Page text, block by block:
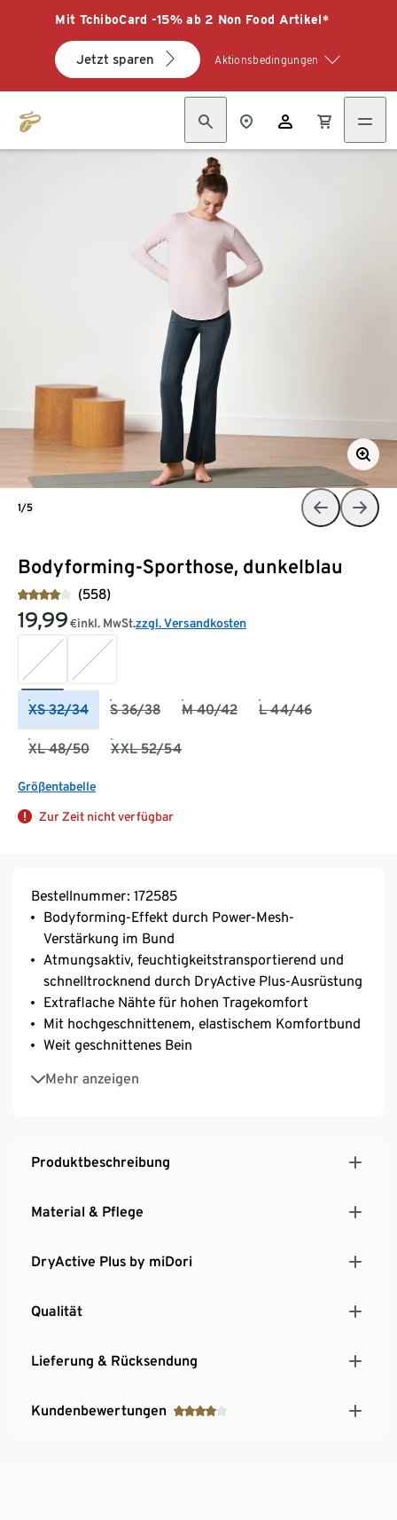
Mit TchiboCard -15% ab 2 Non Food Artikel*
Jetzt sparen Aktionsbedingungen
Bodyforming-Sporthose, dunkelblau
(558)
19,99 €inkl. MwSt.zzgl. Versandkosten
XS 32/34 S 36/38 M 40/42 L 44/46
XL 48/50 XXL 52/54
Größentabelle
Zur Zeit nicht verfügbar
1/5
Bestellnummer: 172585
Bodyforming-Effekt durch Power-Mesh-
Verstärkung im Bund
Atmungsaktiv, feuchtigkeitstransportierend und
schnelltrocknend durch DryActive Plus-Ausrüstung
Extraflache Nähte für hohen Tragekomfort
Mit hochgeschnittenem, elastischem Komfortbund
Weit geschnittenes Bein
Mehr anzeigen
Ziernaht auf der Vorderseite
Schlitz am vorderen Saum
Produktbeschreibung
Material & Pflege
DryActive Plus by miDori
Qualität
Lieferung & Rücksendung
Kundenbewertungen